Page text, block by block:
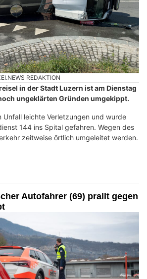
REDAKTION
in der Stadt Luzern ist am Dienstag
ungeklärten Gründen umgekippt.
Unfall leichte Verletzungen und wurde
144 ins Spital gefahren. Wegen des
zeitweise örtlich umgeleitet werden.
Autofahrer (69) prallt gegen